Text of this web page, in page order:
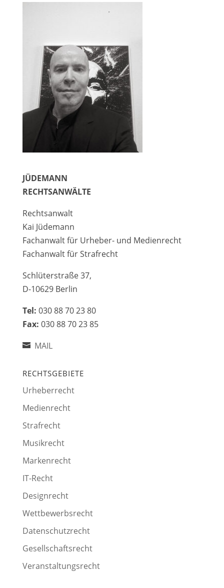
JÜDEMANN
RECHTSANWÄLTE
Rechtsanwalt
Kai Jüdemann
Fachanwalt für Urheber- und Medienrecht
Fachanwalt für Strafrecht
Schlüterstraße 37,
D-10629 Berlin
Tel: 030 88 70 23 80
Fax: 030 88 70 23 85
MAIL
RECHTSGEBIETE
Urheberrecht
Medienrecht
Strafrecht
Musikrecht
Markenrecht
IT-Recht
Designrecht
Wettbewerbsrecht
Datenschutzrecht
Gesellschaftsrecht
Veranstaltungsrecht